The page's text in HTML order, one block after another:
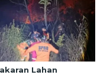
Lahan